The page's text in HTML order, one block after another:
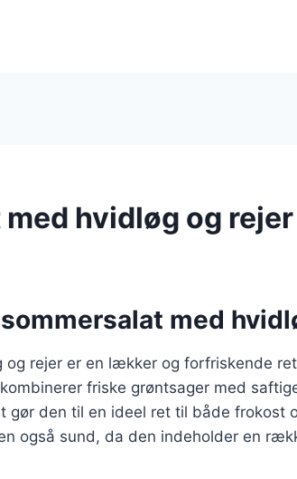
hvidløg og rejer
med
og rejer er en lækker og forfriskende
friske grøntsager med
gør den til en ideel ret til både frokost
også sund, da den indeholder en